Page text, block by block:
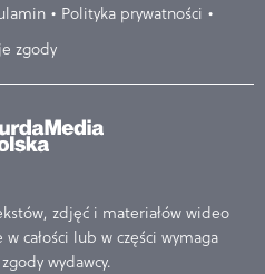
Polityka prywatności
zgody
zdjęć i materiałów wideo
całości lub w części wymaga
wydawcy.